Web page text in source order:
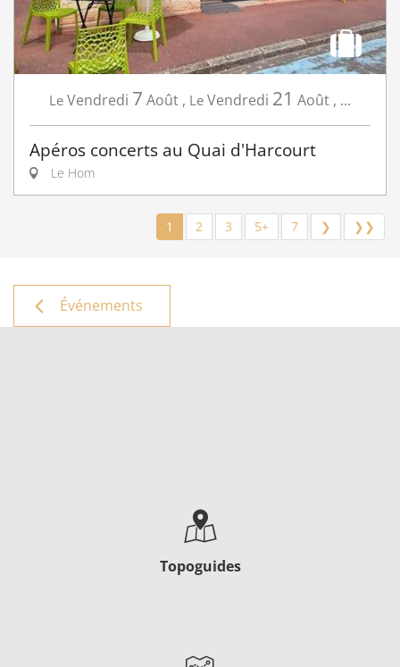
Le Vendredi 7 Août , Le Vendredi 21 Août , ...
Apéros concerts au Quai d'Harcourt
Le Hom
1 2 3 5+ 7 ❯ ❯❯
Événements
Topoguides